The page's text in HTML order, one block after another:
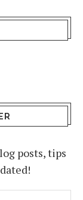
posts, tips